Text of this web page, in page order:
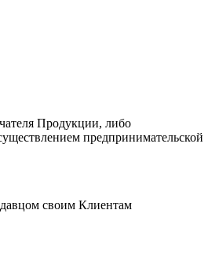
Продукции, либо
предпринимательской
своим Клиентам